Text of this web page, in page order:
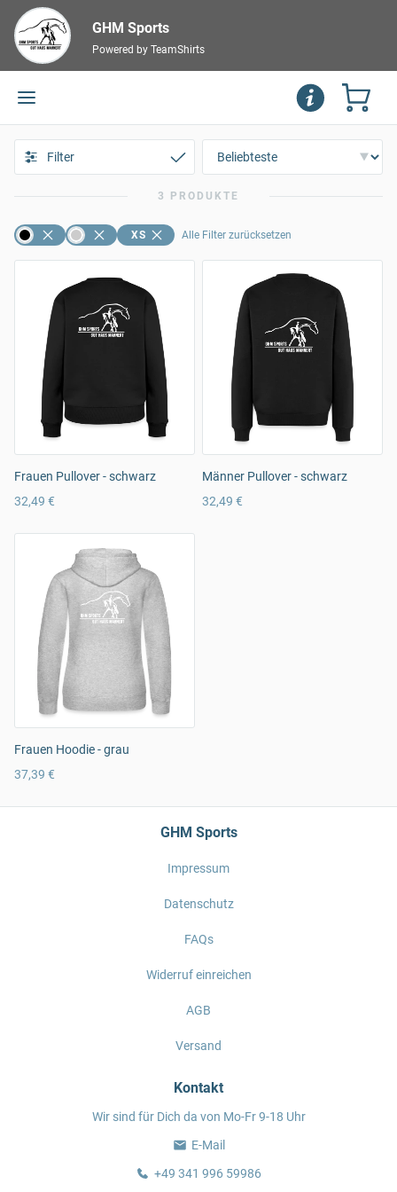
GHM Sports
Powered by TeamShirts
Filter
3 PRODUKTE
XS Alle Filter zurücksetzen
Frauen Pullover - schwarz
32,49 €
Männer Pullover - schwarz
32,49 €
Frauen Hoodie - grau
37,39 €
GHM Sports
Impressum
Datenschutz
FAQs
Widerruf einreichen
AGB
Versand
Kontakt
Wir sind für Dich da von Mo-Fr 9-18 Uhr
E-Mail
+49 341 996 59986